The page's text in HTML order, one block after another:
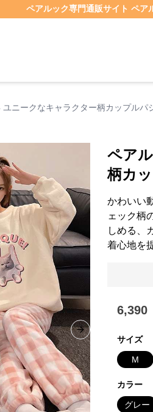
ペアルック専門通販サイト ペア
ニークなキャラクター柄カップルパ
Next slide
ペア
柄カ
かわいい
ェック柄
しめる、
着心地を
6,390
サイズ
M
カラー
グレー